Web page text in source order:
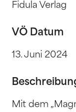
Fidula Verlag
VÖ Datum
13. Juni 2024
Mit dem